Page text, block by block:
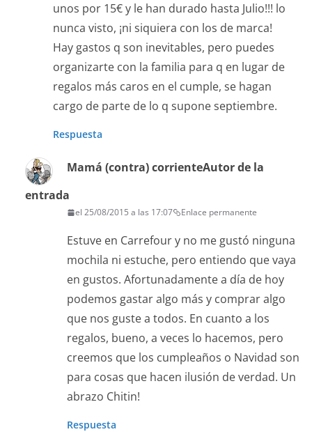
unos por 15€ y le han durado hasta Julio!!! lo
nunca visto, ¡ni siquiera con los de marca!
Hay gastos q son inevitables, pero puedes
organizarte con la familia para q en lugar de
regalos más caros en el cumple, se hagan
cargo de parte de lo q supone septiembre.
Respuesta
Mamá (contra) corrienteAutor de la
entrada
el 25/08/2015 a las 17:07 Enlace permanente
Estuve en Carrefour y no me gustó ninguna
mochila ni estuche, pero entiendo que vaya
en gustos. Afortunadamente a día de hoy
podemos gastar algo más y comprar algo
que nos guste a todos. En cuanto a los
regalos, bueno, a veces lo hacemos, pero
creemos que los cumpleaños o Navidad son
para cosas que hacen ilusión de verdad. Un
abrazo Chitin!
Respuesta